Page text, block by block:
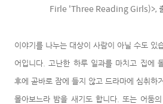
Firle 'Three Reading Girls)>,
이야기를 나누는 대상이 사람이 아닐 수도 있
어입니다. 고난한 하루 일과를 마치고 집에
후에 곧바로 잠에 들지 않고 드라마에 심취하
몰아보느라 밤을 새기도 합니다. 또는 어둠